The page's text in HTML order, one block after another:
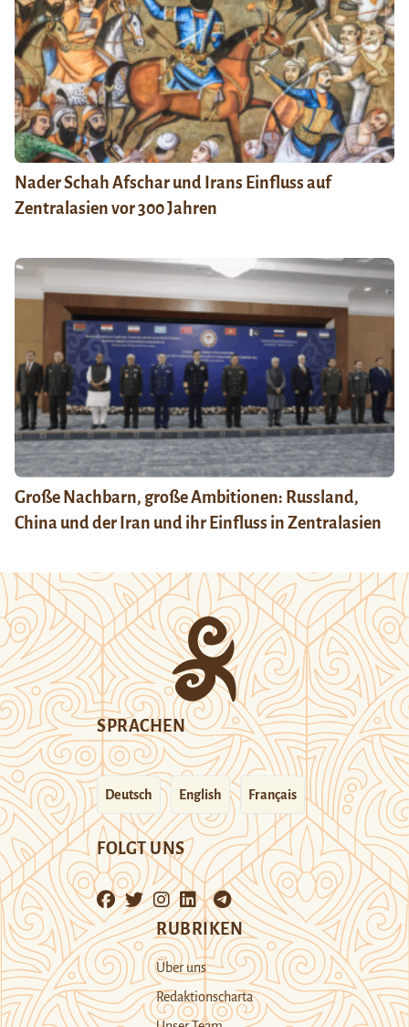
Nader Schah Afschar und Irans Einfluss auf
Zentralasien vor 300 Jahren
Große Nachbarn, große Ambitionen: Russland,
China und der Iran und ihr Einfluss in Zentralasien
SPRACHEN
Deutsch English Français
FOLGT UNS
RUBRIKEN
Über uns
Redaktionscharta